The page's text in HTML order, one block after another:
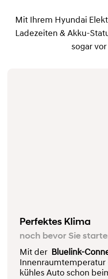
Mit Ihrem Hyundai
Ladezeiten & Akku-
sogar
Perfektes Klima
noch bevor Sie
Mit der Bluelink-
Innenraumtemperatur
kühles Auto schon